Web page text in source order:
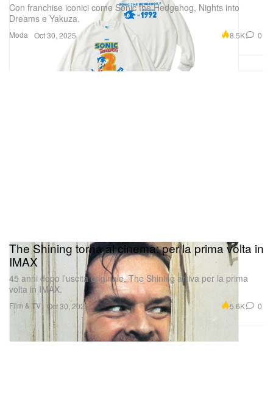
Moda
Con franchise iconici come Sonic the Hedgehog, Nights into
Dreams e Yakuza.
Oct 30, 2025 8.5K 0
Film & TV
The Shining torna al cinema: per la prima volta in
IMAX
45 anni dopo l’uscita originale, The Shining arriva per la prima
volta in IMAX.
Oct 30, 2025 5.6K 0